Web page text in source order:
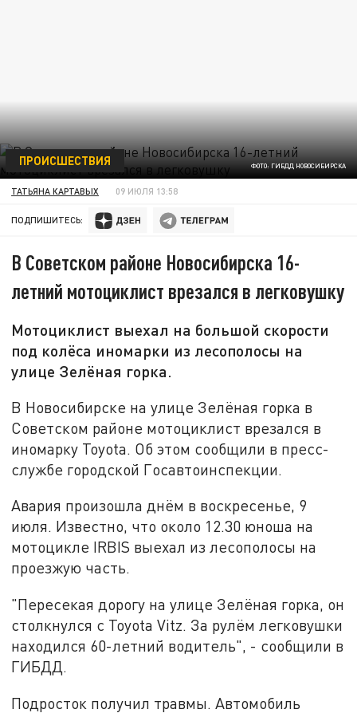
ФОТО: ГИБДД НОВОСИБИРСКА
ПРОИСШЕСТВИЯ
ТАТЬЯНА КАРТАВЫХ 09 ИЮЛЯ 13:58
ПОДПИШИТЕСЬ:
В Советском районе Новосибирска 16-
летний мотоциклист врезался в легковушку
Мотоциклист выехал на большой скорости
под колёса иномарки из лесополосы на
улице Зелёная горка.
В Новосибирске на улице Зелёная горка в
Советском районе мотоциклист врезался в
иномарку Toyota. Об этом сообщили в пресс-
службе городской Госавтоинспекции.
Авария произошла днём в воскресенье, 9
июля. Известно, что около 12.30 юноша на
мотоцикле IRBIS выехал из лесополосы на
проезжую часть.
"Пересекая дорогу на улице Зелёная горка, он
столкнулся с Toyota Vitz. За рулём легковушки
находился 60-летний водитель", - сообщили в
ГИБДД.
Подросток получил травмы. Автомобиль